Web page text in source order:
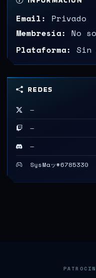
Email:
Privado
Membresía: No
Plataforma:
REDES
—
—
—
SysMaッ#6785330